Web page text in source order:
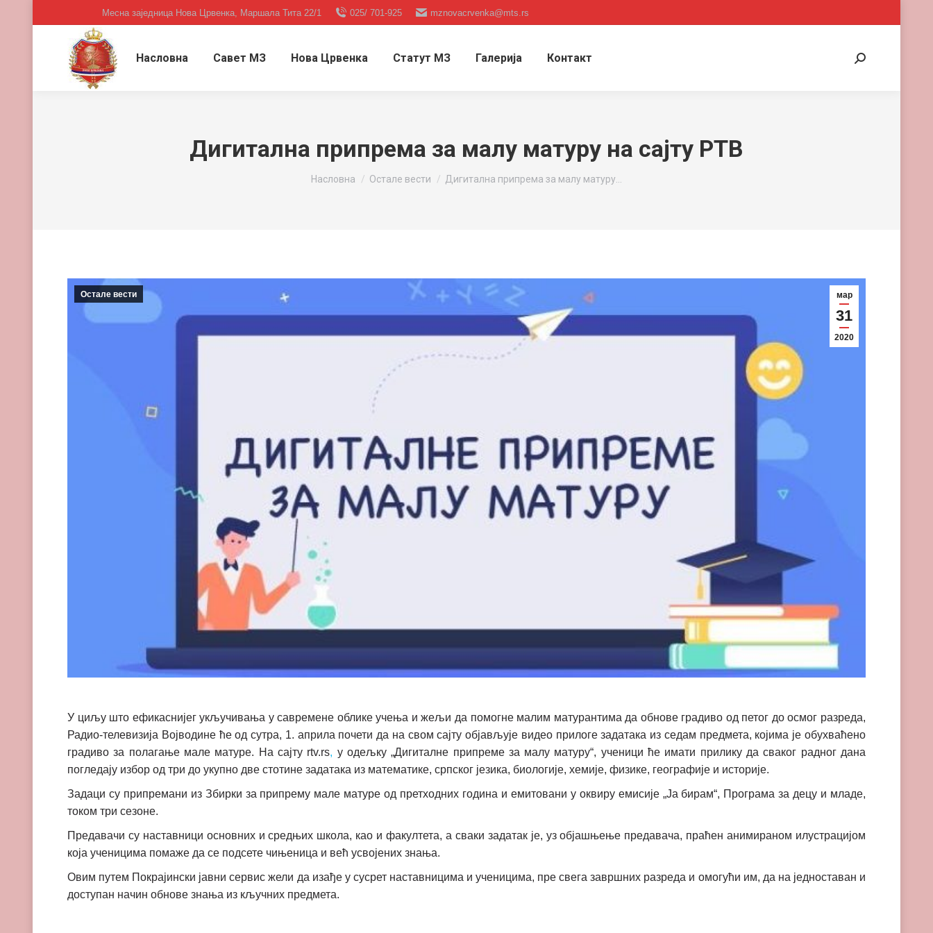
Месна заједница Нова Црвенка, Маршала Тита 22/1 025/ 701-925 mznovacrvenka@mts.rs
Насловна Савет МЗ Нова Црвенка Статут МЗ Галерија Контакт Search:
Дигитална припрема за малу матуру на сајту РТВ
You are here:
Насловна Остале вести Дигитална припрема за малу матуру…
мар
31
2020
Остале вести
У циљу што ефикаснијег укључивања у савремене облике учења и жељи да помогне малим матурантима да обнове градиво од петог до осмог разреда,
Радио-телевизија Војводине ће од сутра, 1. априла почети да на свом сајту објављује видео прилоге задатака из седам предмета, којима је обухваћено
градиво за полагање мале матуре. На сајту rtv.rs, у одељку „Дигиталне припреме за малу матуру“, ученици ће имати прилику да сваког радног дана
погледају избор од три до укупно две стотине задатака из математике, српског језика, биологије, хемије, физике, географије и историје.
Задаци су припремани из Збирки за припрему мале матуре од претходних година и емитовани у оквиру емисије „Ја бирам“, Програма за децу и младе,
током три сезоне.
Предавачи су наставници основних и средњих школа, као и факултета, а сваки задатак је, уз објашњење предавача, праћен анимираном илустрацијом
која ученицима помаже да се подсете чињеница и већ усвојених знања.
Овим путем Покрајински јавни сервис жели да изађе у сусрет наставницима и ученицима, пре свега завршних разреда и омогући им, да на једноставан и
доступан начин обнове знања из кључних предмета.